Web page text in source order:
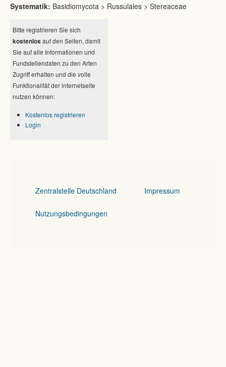
Systematik: Basidiomycota > Russulales > Stereaceae
Bitte registrieren Sie sich
kostenlos auf den Seiten, damit
Sie auf alle Informationen und
Fundstellendaten zu den Arten
Zugriff erhalten und die volle
Funktionalität der internetseite
nutzen können:
Kostenlos registrieren
Login
Zentralstelle Deutschland Impressum
Nutzungsbedingungen